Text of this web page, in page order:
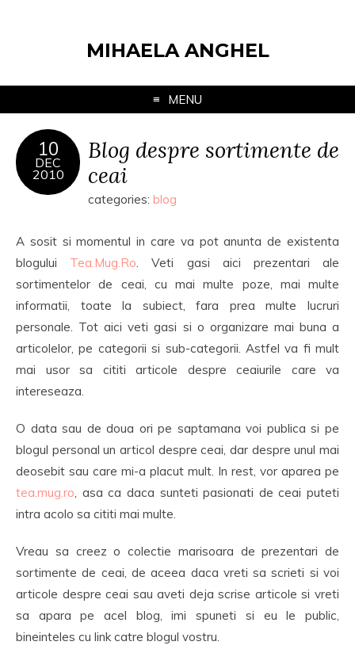
MIHAELA ANGHEL
MENU
10
DEC
2010
Blog despre sortimente de
ceai
categories: blog
A sosit si momentul in care va pot anunta de existenta
blogului Tea.Mug.Ro. Veti gasi aici prezentari ale
sortimentelor de ceai, cu mai multe poze, mai multe
informatii, toate la subiect, fara prea multe lucruri
personale. Tot aici veti gasi si o organizare mai buna a
articolelor, pe categorii si sub-categorii. Astfel va fi mult
mai usor sa cititi articole despre ceaiurile care va
intereseaza.
O data sau de doua ori pe saptamana voi publica si pe
blogul personal un articol despre ceai, dar despre unul mai
deosebit sau care mi-a placut mult. In rest, vor aparea pe
tea.mug.ro, asa ca daca sunteti pasionati de ceai puteti
intra acolo sa cititi mai multe.
Vreau sa creez o colectie marisoara de prezentari de
sortimente de ceai, de aceea daca vreti sa scrieti si voi
articole despre ceai sau aveti deja scrise articole si vreti
sa apara pe acel blog, imi spuneti si eu le public,
bineinteles cu link catre blogul vostru.